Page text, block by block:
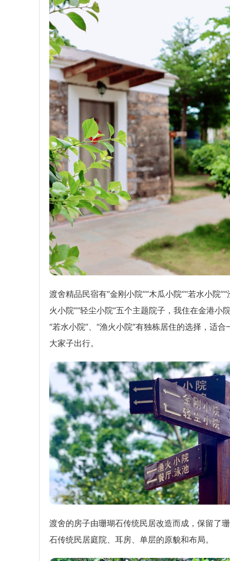
渡舍精品民宿有“金刚小院”“木瓜小院”“若水小院”“
火小院”“轻尘小院”五个主题院子，我住在金港小
“若水小院”、“渔火小院”有独栋居住的选择，适合
大家子出行。
渡舍的房子由珊瑚石传统民居改造而成，保留了
石传统民居庭院、耳房、单层的原貌和布局。